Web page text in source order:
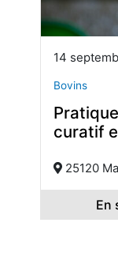
14
Bovins
curatif
25120
En